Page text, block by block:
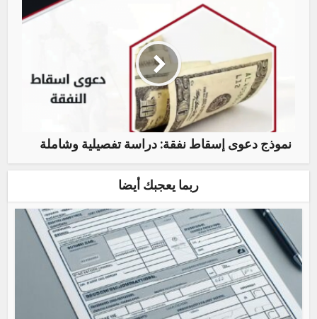
نموذج دعوى إسقاط نفقة: دراسة تفصيلية وشاملة
ربما يعجبك أيضا